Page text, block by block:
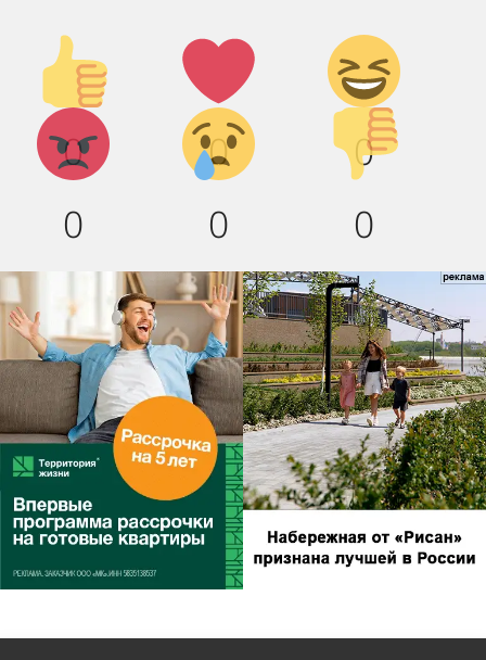
Палец
вверх!
0
Лайк!
0
Дикий
смех!
0
Агрессия!
0
Грусть
:(
0
Палец
вниз!
0